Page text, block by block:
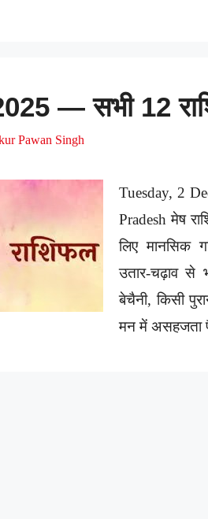
— सभी 12
Pawan Singh
Tuesday, 2
Pradesh मेष
लिए मानसिक
उतार-चढ़ाव से
बेचैनी, किसी
मन में असहजता